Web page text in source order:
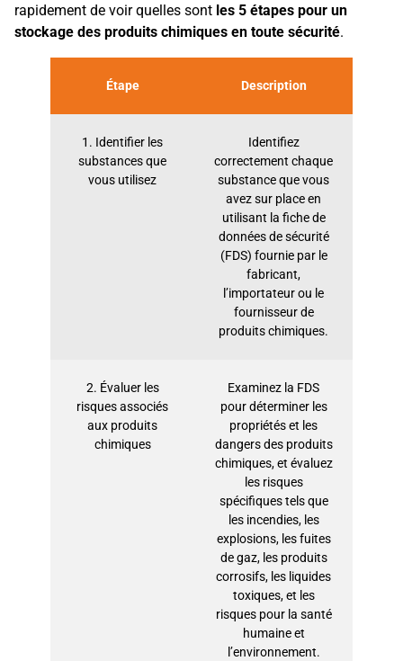
rapidement de voir quelles sont les 5 étapes pour un
stockage des produits chimiques en toute sécurité.
Étape Description
1. Identifier les
substances que
vous utilisez
Identifiez
correctement chaque
substance que vous
avez sur place en
utilisant la fiche de
données de sécurité
(FDS) fournie par le
fabricant,
l’importateur ou le
fournisseur de
produits chimiques.
2. Évaluer les
risques associés
aux produits
chimiques
Examinez la FDS
pour déterminer les
propriétés et les
dangers des produits
chimiques, et évaluez
les risques
spécifiques tels que
les incendies, les
explosions, les fuites
de gaz, les produits
corrosifs, les liquides
toxiques, et les
risques pour la santé
humaine et
l’environnement.